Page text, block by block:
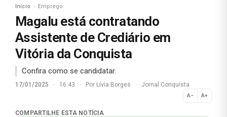
Início Emprego
Magalu está contratando
Assistente de Crediário em
Vitória da Conquista
Confira como se candidatar.
17/01/2025 · 16:43 · Por Lívia Borges · Jornal Conquista
A− A+
Normal
COMPARTILHE ESTA NOTÍCIA